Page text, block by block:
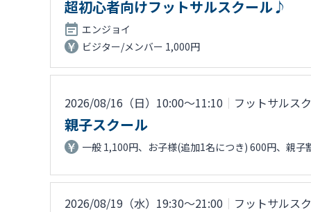
超初心者向けフットサルスクール♪
エンジョイ
ビジター/メンバー 1,000円
2026/08/16（日）10:00〜11:10 ｜ フットサルス
親子スクール
一般 1,100円、お子様(追加1名につき) 600円、親子
2026/08/19（水）19:30〜21:00 ｜ フットサルス